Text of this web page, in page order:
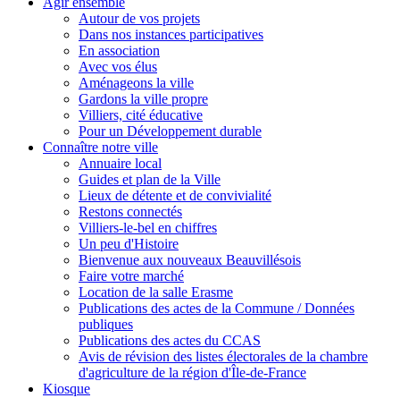
Autour de vos projets
Dans nos instances participatives
En association
Avec vos élus
Aménageons la ville
Gardons la ville propre
Villiers, cité éducative
Pour un Développement durable
Connaître notre ville
Annuaire local
Guides et plan de la Ville
Lieux de détente et de convivialité
Restons connectés
Villiers-le-bel en chiffres
Un peu d'Histoire
Bienvenue aux nouveaux Beauvillésois
Faire votre marché
Location de la salle Erasme
Publications des actes de la Commune / Données
publiques
Publications des actes du CCAS
Avis de révision des listes électorales de la chambre
d'agriculture de la région d'Île-de-France
Kiosque